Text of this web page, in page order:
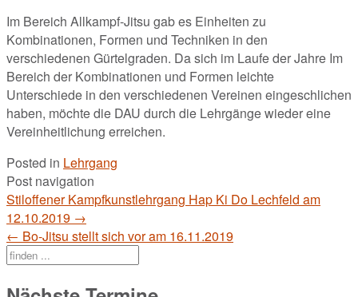
Im Bereich Allkampf-Jitsu gab es Einheiten zu
Kombinationen, Formen und Techniken in den
verschiedenen Gürtelgraden. Da sich im Laufe der Jahre Im
Bereich der Kombinationen und Formen leichte
Unterschiede in den verschiedenen Vereinen eingeschlichen
haben, möchte die DAU durch die Lehrgänge wieder eine
Vereinheitlichung erreichen.
Posted in Lehrgang
Post navigation
Stiloffener Kampfkunstlehrgang Hap Ki Do Lechfeld am
12.10.2019 →
← Bo-Jitsu stellt sich vor am 16.11.2019